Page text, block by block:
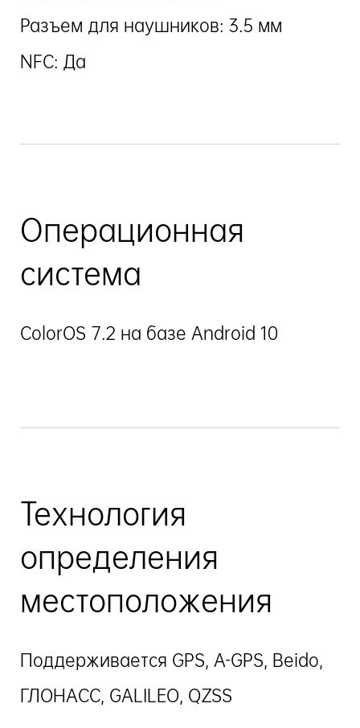
Разъем для наушников: 3.5 мм
NFC: Да
Операционная
система
ColorOS 7.2 на базе Android 10
Технология
определения
местоположения
Поддерживается GPS, A-GPS, Beido,
ГЛОНАСС, GALILEO, QZSS